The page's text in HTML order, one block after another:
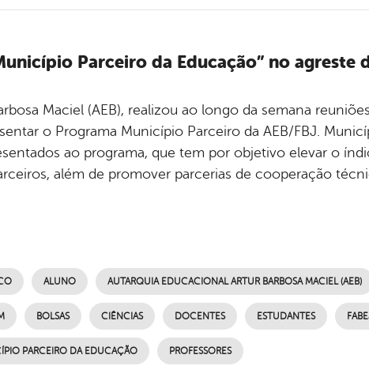
Parceiro da Educação” no agreste
Maciel (AEB), realizou ao longo da semana
o Programa Município Parceiro da AEB/FBJ.
ao programa, que tem por objetivo elevar o
além de promover parcerias de cooperação
ALUNO AUTARQUIA EDUCACIONAL ARTUR BARBOSA MACIEL (AEB)
BOLSAS CIÊNCIAS DOCENTES ESTUDANTES
PARCEIRO DA EDUCAÇÃO PROFESSORES